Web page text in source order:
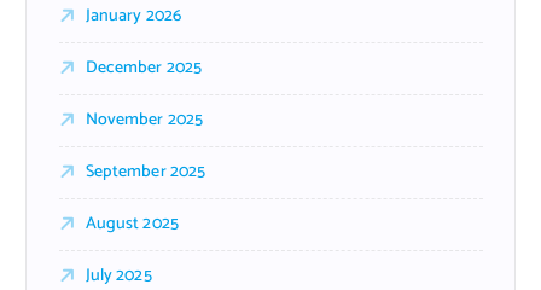
January 2026
December 2025
November 2025
September 2025
August 2025
July 2025